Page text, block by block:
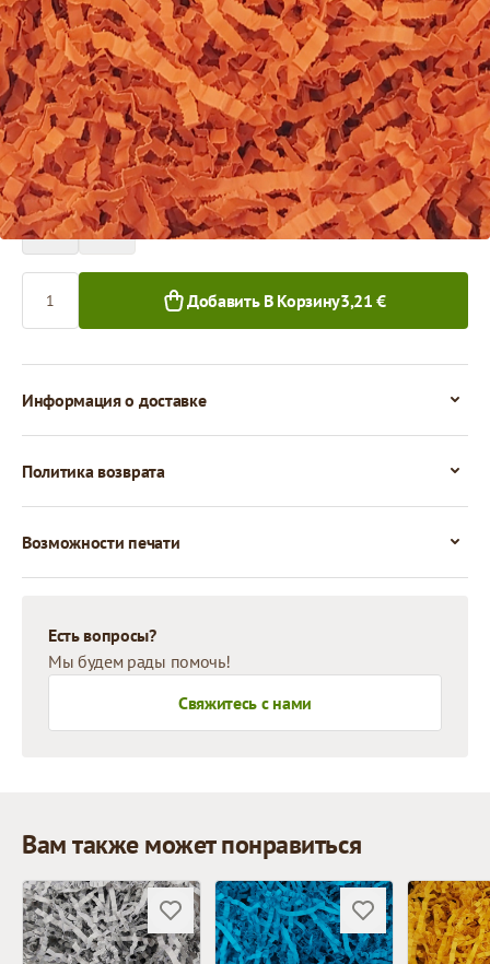
Tовар можно получить в пункте выдачи.
Цена за 1 упаковку
3,21 €
1+ уп.
Добавить В Корзину3,21 €
Информация о доставке
Политика возврата
Возможности печати
Есть вопросы?
Мы будем рады помочь!
Свяжитесь с нами
Вам также может понравиться